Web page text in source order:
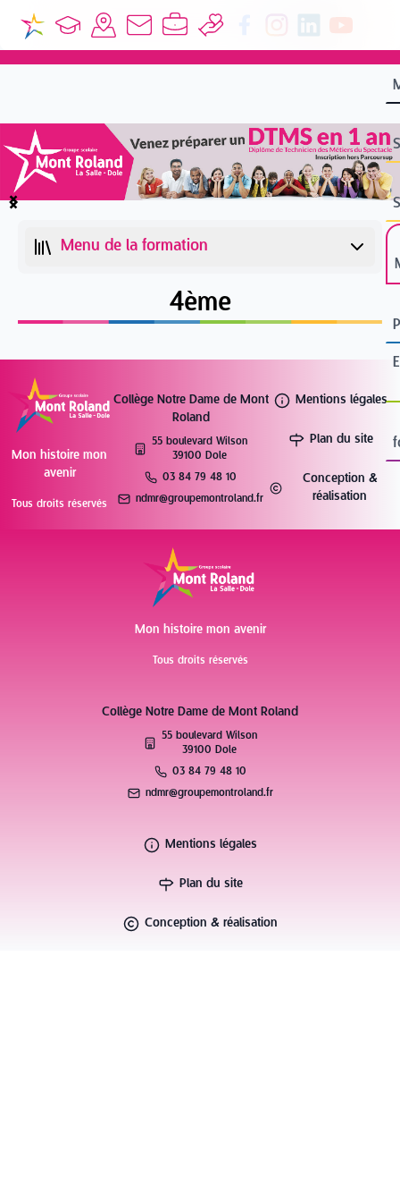
Item
Menu de la formation
4ème
Mon histoire mon
avenir
Tous droits réservés
Collège Notre Dame de Mont
Roland
55 boulevard Wilson
39100 Dole
03 84 79 48 10
ndmr@groupemontroland.fr
Mentions légales
Plan du site
Conception &
réalisation
Mon histoire mon avenir
Tous droits réservés
Collège Notre Dame de Mont Roland
55 boulevard Wilson
39100 Dole
03 84 79 48 10
ndmr@groupemontroland.fr
Mentions légales
Plan du site
Conception & réalisation